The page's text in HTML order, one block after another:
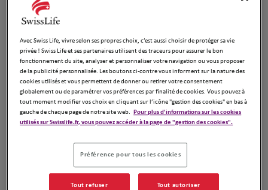
2
5.58 km
Wilfrid EDOUBA
16 rue aux renards
14540 Castine en Plaine
Ouvert 09:00 - 12:30 et 14:00 - 18:30
Avec Swiss Life, vivre selon ses propres choix, c’est aussi choisir de protéger sa vie
privée ! Swiss Life et ses partenaires utilisent des traceurs pour assurer le bon
fonctionnement du site, analyser et personnaliser votre navigation ou vous proposer
de la publicité personnalisée. Les boutons ci-contre vous informent sur la nature des
cookies utilisés et vous permettent de donner ou retirer votre consentement
globalement ou de paramétrer vos préférences par finalité de cookies. Vous pouvez à
tout moment modifier vos choix en cliquant sur l’icône "gestion des cookies" en bas à
gauche de chaque page de notre site web. Pour plus d'informations sur les cookies
utilisés sur Swisslife.fr, vous pouvez accéder à la page de "gestion des cookies".
Préférence pour tous les cookies
Tout refuser Tout autoriser